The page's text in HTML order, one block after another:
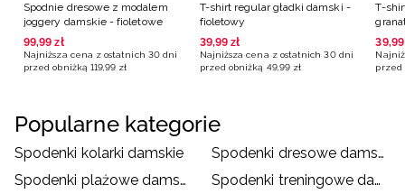
Spodnie dresowe z modalem
joggery damskie - fioletowe
99,99 zł
Najniższa cena z ostatnich 30 dni
przed obniżką 119,99 zł
T-shirt regular gładki damski -
fioletowy
39,99 zł
Najniższa cena z ostatnich 30 dni
przed obniżką 49,99 zł
T-
39,99
przed
Popularne kategorie
Spodenki kolarki damskie
Spodenki dresowe damskie
Spodenki plażowe damskie
Spodenki treningowe damskie